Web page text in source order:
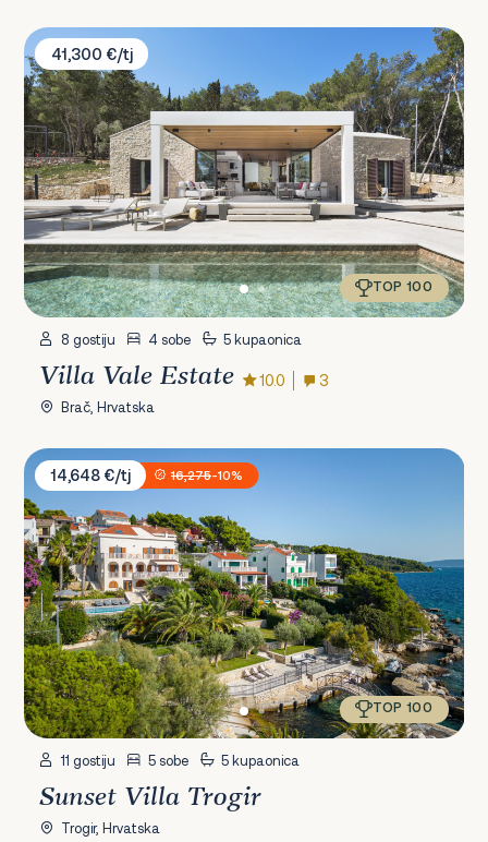
Villa Vale Estate
41,300 €/tj
TOP 100
8 gostiju 4 sobe 5 kupaonica
Villa Vale Estate 10.0 3
Brač, Hrvatska
Sunset Villa Trogir
14,648 €/tj
16,275-10%
TOP 100
11 gostiju 5 sobe 5 kupaonica
Sunset Villa Trogir
Trogir, Hrvatska